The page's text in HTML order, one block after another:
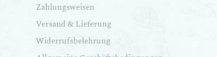
Zahlungsweisen
Versand & Lieferung
Widerrufsbelehrung